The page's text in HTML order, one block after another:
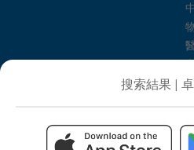
搜索結果 |